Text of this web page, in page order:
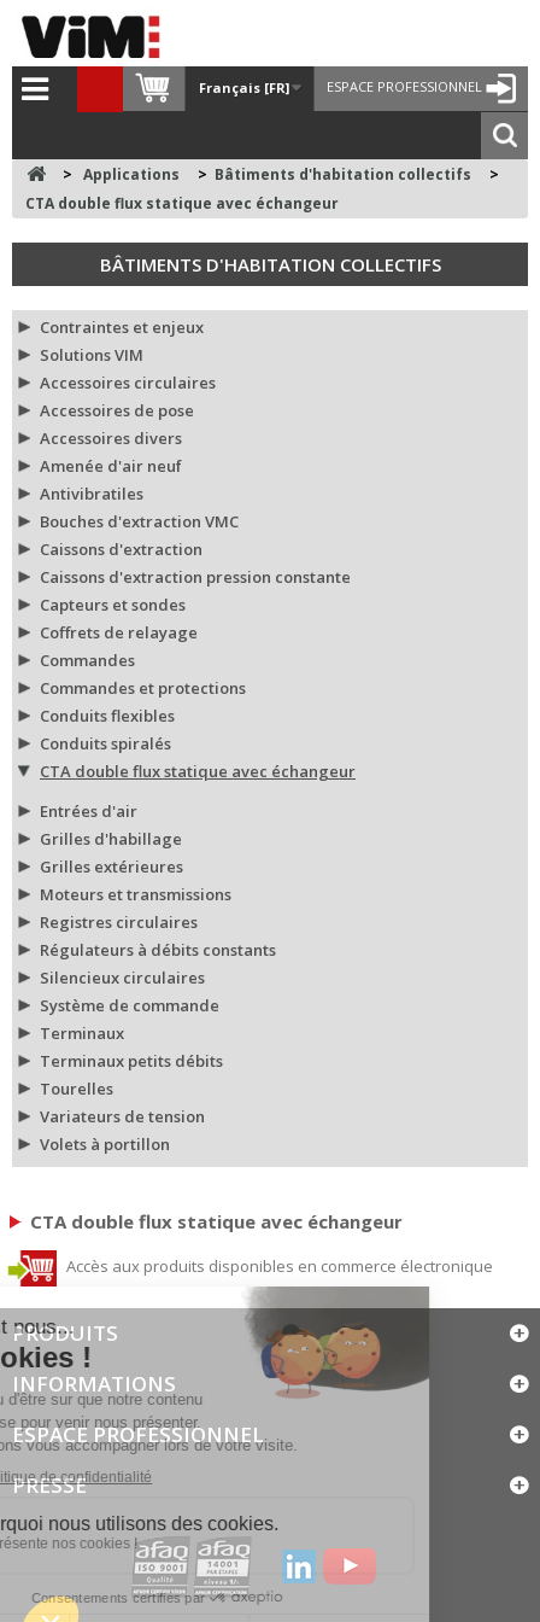
ESPACE PROFESSIONNEL
Français [FR]
> Applications > Bâtiments d'habitation collectifs
>
CTA double flux statique avec échangeur
BÂTIMENTS D'HABITATION COLLECTIFS
Contraintes et enjeux
Solutions VIM
Accessoires circulaires
Accessoires de pose
Accessoires divers
Amenée d'air neuf
Antivibratiles
Bouches d'extraction VMC
Caissons d'extraction
Caissons d'extraction pression constante
Capteurs et sondes
Coffrets de relayage
Commandes
Commandes et protections
Conduits flexibles
Conduits spiralés
CTA double flux statique avec échangeur
Entrées d'air
Grilles d'habillage
Grilles extérieures
Moteurs et transmissions
Registres circulaires
Régulateurs à débits constants
Silencieux circulaires
Système de commande
Terminaux
Terminaux petits débits
Tourelles
Variateurs de tension
Volets à portillon
CTA double flux statique avec échangeur
Accès aux produits disponibles en commerce électronique
PRODUITS
INFORMATIONS
ESPACE PROFESSIONNEL
PRESSE